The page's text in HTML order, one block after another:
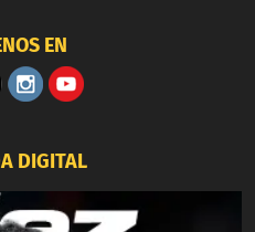
EN
DIGITAL